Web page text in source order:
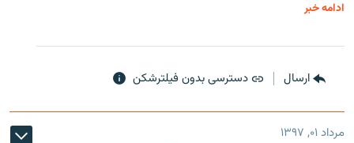
ادامه خبر
ارسال دسترسی بدون فیلترشکن
مرداد ۰۱, ۱۳۹۷